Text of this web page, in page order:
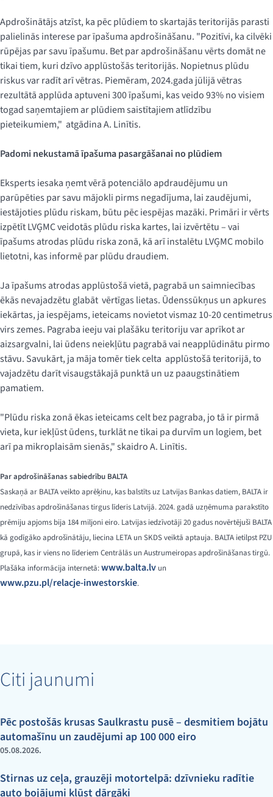
Apdrošinātājs atzīst, ka pēc plūdiem to skartajās teritorijās parasti
palielinās interese par īpašuma apdrošināšanu. "Pozitīvi, ka cilvēki
rūpējas par savu īpašumu. Bet par apdrošināšanu vērts domāt ne
tikai tiem, kuri dzīvo applūstošās teritorijās. Nopietnus plūdu
riskus var radīt arī vētras. Piemēram, 2024.gada jūlijā vētras
rezultātā applūda aptuveni 300 īpašumi, kas veido 93% no visiem
togad saņemtajiem ar plūdiem saistītajiem atlīdzību
pieteikumiem," atgādina A. Linītis.
Padomi nekustamā īpašuma pasargāšanai no plūdiem
Eksperts iesaka ņemt vērā potenciālo apdraudējumu un
parūpēties par savu mājokli pirms negadījuma, lai zaudējumi,
iestājoties plūdu riskam, būtu pēc iespējas mazāki. Primāri ir vērts
izpētīt LVĢMC veidotās plūdu riska kartes, lai izvērtētu – vai
īpašums atrodas plūdu riska zonā, kā arī instalētu LVĢMC mobilo
lietotni, kas informē par plūdu draudiem.
Ja īpašums atrodas applūstošā vietā, pagrabā un saimniecības
ēkās nevajadzētu glabāt vērtīgas lietas. Ūdenssūkņus un apkures
iekārtas, ja iespējams, ieteicams novietot vismaz 10-20 centimetrus
virs zemes. Pagraba ieeju vai plašāku teritoriju var aprīkot ar
aizsargvalni, lai ūdens neiekļūtu pagrabā vai neapplūdinātu pirmo
stāvu. Savukārt, ja māja tomēr tiek celta applūstošā teritorijā, to
vajadzētu darīt visaugstākajā punktā un uz paaugstinātiem
pamatiem.
"Plūdu riska zonā ēkas ieteicams celt bez pagraba, jo tā ir pirmā
vieta, kur iekļūst ūdens, turklāt ne tikai pa durvīm un logiem, bet
arī pa mikroplaisām sienās," skaidro A. Linītis.
Par apdrošināšanas sabiedrību BALTA
Saskaņā ar BALTA veikto aprēķinu, kas balstīts uz Latvijas Bankas datiem, BALTA ir
nedzīvības apdrošināšanas tirgus līderis Latvijā. 2024. gadā uzņēmuma parakstīto
prēmiju apjoms bija 184 miljoni eiro. Latvijas iedzīvotāji 20 gadus novērtējuši BALTA
kā godīgāko apdrošinātāju, liecina LETA un SKDS veiktā aptauja. BALTA ietilpst PZU
grupā, kas ir viens no līderiem Centrālās un Austrumeiropas apdrošināšanas tirgū.
Plašāka informācija internetā:www.balta.lv un
www.pzu.pl/relacje-inwestorskie.
Citi jaunumi
Pēc postošās krusas Saulkrastu pusē – desmitiem bojātu
automašīnu un zaudējumi ap 100 000 eiro
05.08.2026.
Stirnas uz ceļa, grauzēji motortelpā: dzīvnieku radītie
auto bojājumi kļūst dārgāki